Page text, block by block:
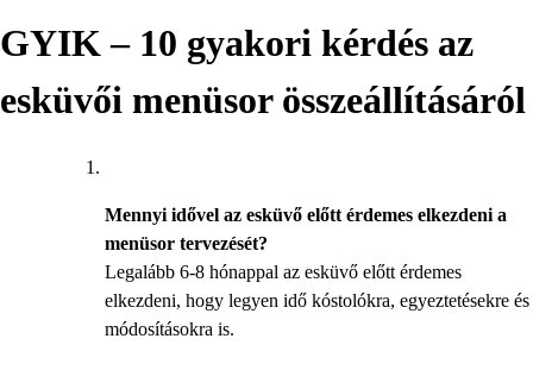
GYIK – 10 gyakori kérdés az
esküvői menüsor összeállításáról
Mennyi idővel az esküvő előtt érdemes elkezdeni a
menüsor tervezését?
Legalább 6-8 hónappal az esküvő előtt érdemes
elkezdeni, hogy legyen idő kóstolókra, egyeztetésekre és
módosításokra is.